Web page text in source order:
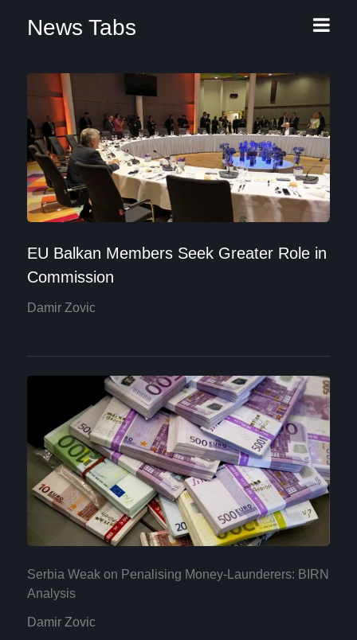
News Tabs
EU Balkan Members Seek Greater Role in
Commission
Damir Zovic
Serbia Weak on Penalising Money-Launderers: BIRN
Analysis
Damir Zovic